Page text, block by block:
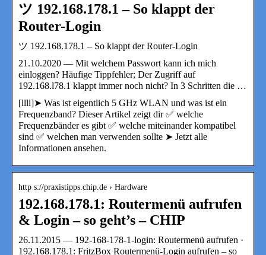
ツ 192.168.178.1 – So klappt der
Router-Login
ツ 192.168.178.1 – So klappt der Router-Login
21.10.2020 — Mit welchem Passwort kann ich mich
einloggen? Häufige Tippfehler; Der Zugriff auf
192.168.l78.1 klappt immer noch nicht? In 3 Schritten die …
[llll]➤ Was ist eigentlich 5 GHz WLAN und was ist ein
Frequenzband? Dieser Artikel zeigt dir ✅ welche
Frequenzbänder es gibt ✅ welche miteinander kompatibel
sind ✅ welchen man verwenden sollte ➤ Jetzt alle
Informationen ansehen.
http s://praxistipps.chip.de › Hardware
192.168.178.1: Routermenü aufrufen
& Login – so geht’s – CHIP
26.11.2015 — 192-168-178-1-login: Routermenü aufrufen ·
192.168.178.1: FritzBox Routermenü-Login aufrufen – so